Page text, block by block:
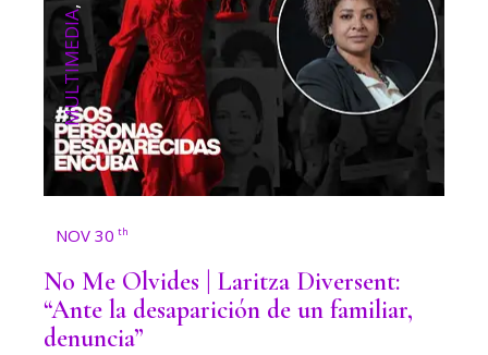
MULTIMEDIA
,
NOV 30 th
No Me Olvides | Laritza Diversent:
“Ante la desaparición de un familiar,
denuncia”